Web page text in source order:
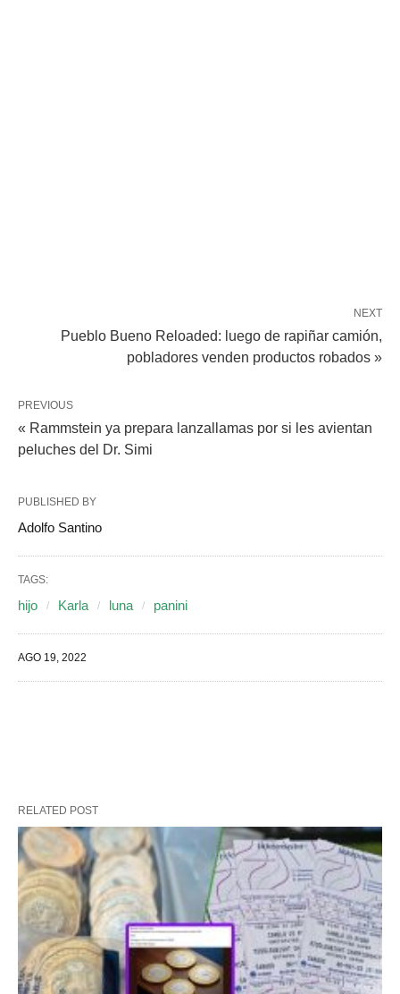
NEXT
Pueblo Bueno Reloaded: luego de rapiñar camión,
pobladores venden productos robados »
PREVIOUS
« Rammstein ya prepara lanzallamas por si les avientan
peluches del Dr. Simi
PUBLISHED BY
Adolfo Santino
TAGS:
hijo Karla luna panini
AGO 19, 2022
RELATED POST